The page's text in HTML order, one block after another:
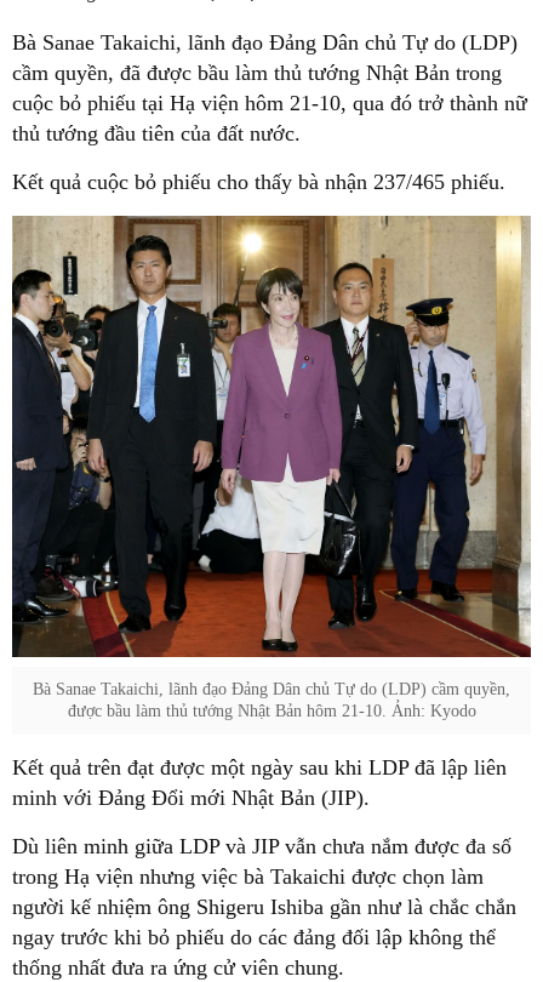
Bà Sanae Takaichi, lãnh đạo Đảng Dân chủ Tự do (LDP)
cầm quyền, đã được bầu làm thủ tướng Nhật Bản trong
cuộc bỏ phiếu tại Hạ viện hôm 21-10, qua đó trở thành nữ
thủ tướng đầu tiên của đất nước.
Kết quả cuộc bỏ phiếu cho thấy bà nhận 237/465 phiếu.
Bà Sanae Takaichi, lãnh đạo Đảng Dân chủ Tự do (LDP) cầm quyền,
được bầu làm thủ tướng Nhật Bản hôm 21-10. Ảnh: Kyodo
Kết quả trên đạt được một ngày sau khi LDP đã lập liên
minh với Đảng Đổi mới Nhật Bản (JIP).
Dù liên minh giữa LDP và JIP vẫn chưa nắm được đa số
trong Hạ viện nhưng việc bà Takaichi được chọn làm
người kế nhiệm ông Shigeru Ishiba gần như là chắc chắn
ngay trước khi bỏ phiếu do các đảng đối lập không thể
thống nhất đưa ra ứng cử viên chung.